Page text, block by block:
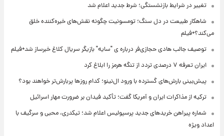
تغییر در شرایط بازنشستگی؛ شرط جدید اعلام شد
شاهکار طبیعت در دل سنگ؛ تومسونیت چگونه نقش‌های خیره‌کننده خلق
می‌کند؟+فیلم
توصیف جالب هادی حجازی‌فر درباره ی "سایه" بازیگر سریال کلاغ خبرساز شد+فیلم
ایران تعرفه ۷ درصدی تردد از تنگه هرمز را ابلاغ کرد
پیش‌بینی بارش‌های گسترده با ورود ال‌نینو؛ کدام روزها پربارش‌تر خواهند بود؟
ترکیه از مذاکرات ایران و آمریکا گفت؛ تأکید فیدان بر ضرورت مهار اسرائیل
شماره پیراهن خریدهای جدید پرسپولیس اعلام شد؛ تیکدری، محبی و سرگیف با
اعداد ویژه